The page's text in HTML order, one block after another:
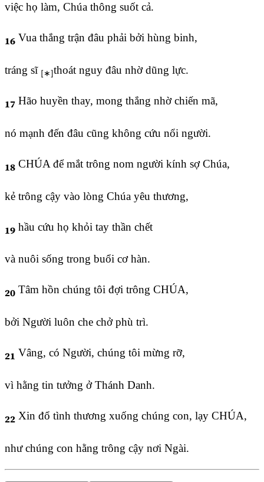
việc họ làm, Chúa thông suốt cả.
16 Vua thắng trận đâu phải bởi hùng binh,
tráng sĩ thoát nguy đâu nhờ dũng lực.
17 Hão huyền thay, mong thắng nhờ chiến mã,
nó mạnh đến đâu cũng không cứu nổi người.
18 CHÚA để mắt trông nom người kính sợ Chúa,
kẻ trông cậy vào lòng Chúa yêu thương,
19 hầu cứu họ khỏi tay thần chết
và nuôi sống trong buổi cơ hàn.
20 Tâm hồn chúng tôi đợi trông CHÚA,
bởi Người luôn che chở phù trì.
21 Vâng, có Người, chúng tôi mừng rỡ,
vì hằng tin tưởng ở Thánh Danh.
22 Xin đổ tình thương xuống chúng con, lạy CHÚA,
như chúng con hằng trông cậy nơi Ngài.